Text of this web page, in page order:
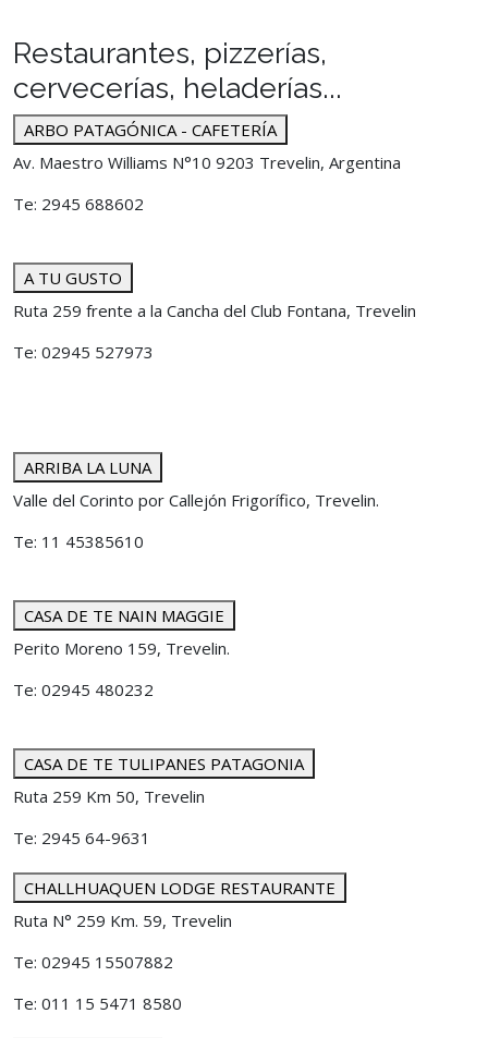
Restaurantes, pizzerías,
cervecerías, heladerías...
ARBO PATAGÓNICA - CAFETERÍA
Av. Maestro Williams N°10 9203 Trevelin, Argentina
Te: 2945 688602
A TU GUSTO
Ruta 259 frente a la Cancha del Club Fontana, Trevelin
Te: 02945 527973
ARRIBA LA LUNA
Valle del Corinto por Callejón Frigorífico, Trevelin.
Te: 11 45385610
CASA DE TE NAIN MAGGIE
Perito Moreno 159, Trevelin.
Te: 02945 480232
CASA DE TE TULIPANES PATAGONIA
Ruta 259 Km 50, Trevelin
Te: 2945 64-9631
CHALLHUAQUEN LODGE RESTAURANTE
Ruta N° 259 Km. 59, Trevelin
Te: 02945 15507882
Te: 011 15 5471 8580